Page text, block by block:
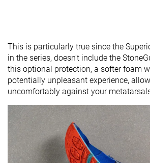
This is particularly true since the
in the series, doesn't include the
this optional protection, a softer foam
potentially unpleasant experience,
uncomfortably against your